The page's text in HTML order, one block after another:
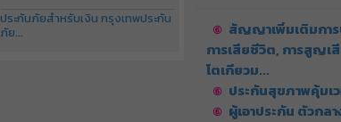
ประกันภัยสำหรับเงิน กรุงเทพประกัน
ภัย...
สัญญาเพิ่มเติมกา
การเสียชีวิต, การสูญเ
โตเกียวม...
ประกันสุขภาพคุ้มเ
ผู้เอาประกัน ตัวกล